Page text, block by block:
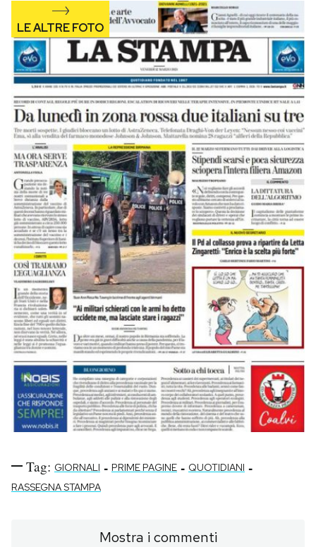
Tag: GIORNALI - PRIME PAGINE - QUOTIDIANI -
RASSEGNA STAMPA
Mostra i commenti